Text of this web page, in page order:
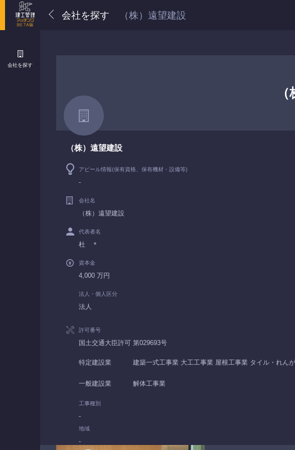
会社を探す （株）遠望建設
（株）遠望建設
アピール情報(保有資格、保有機材・設備等)
-
会社名
（株）遠望建設
代表者名
杜 ＊
資本金
4,000 万円
法人・個人区分
法人
許可番号
国土交通大臣許可 第029693号
特定建設業 建築一式工事業 大工工事業 屋根工事業 タイル・れん
一般建設業 解体工事業
工事種別
-
地域
-
会社を探す